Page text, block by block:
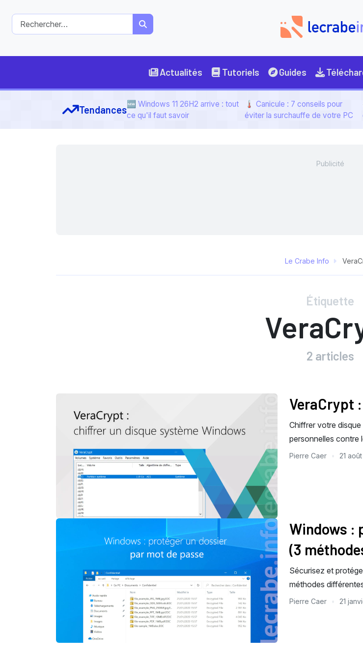
Actualités Tutoriels Guides
Tendances🆕 Windows 11 26H2 arrive : tout
ce qu'il faut savoir
🌡️ Canicule : 7 conseils pour
éviter la surchauffe de votre PC
Le Crabe Info
Étiquette
2 articles
VeraCrypt
Chiffrer votre
personnelles contre
Pierre Caer 21
Windows :
(3
Sécurisez et
méthodes
Pierre Caer 21